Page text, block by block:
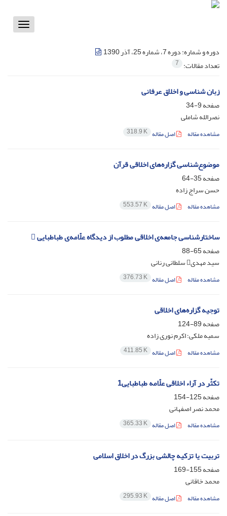
Toggle
دوره و شماره:دوره 7، شماره 25، آذر 1390
تعداد مقالات: 7
زبان شناسی و اخلاق عرفانی
صفحه9-34
نصرالله شاملی
مشاهده مقاله اصل مقاله 318.9 K
موضوع‌شناسی گزاره‌های اخلاقی قرآن
صفحه35-64
حسن سراج زاده
مشاهده مقاله اصل مقاله 553.57 K
ساختار‌‌شناسی جامعه‌ی اخلاقی مطلوب از دیدگاه علّامه‌ی طباطبایی 
صفحه65-88
سید مهدی سلطانی رنانی
مشاهده مقاله اصل مقاله 376.73 K
توجیه گزاره‌های اخلاقی
صفحه89-124
سمیه ملکی؛ اکرم نوری زاده
مشاهده مقاله اصل مقاله 411.85 K
تکثّر در آراء اخلاقی علّامه طباطبایی1
صفحه125-154
محمد نصر اصفهانی
مشاهده مقاله اصل مقاله 365.33 K
تربیت یا تزکیه چالشی بزرگ در اخلاق اسلامی
صفحه155-169
محمد خاقانی
مشاهده مقاله اصل مقاله 295.93 K